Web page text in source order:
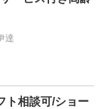
達
ト相談可/ショー